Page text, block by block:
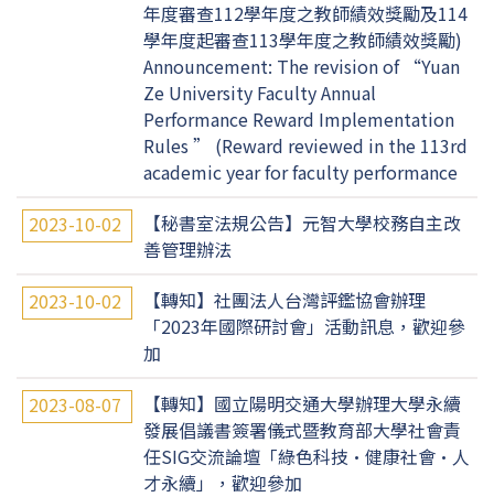
年度審查112學年度之教師績效獎勵及114
學年度起審查113學年度之教師績效獎勵)
Announcement: The revision of “Yuan
Ze University Faculty Annual
Performance Reward Implementation
Rules ” (Reward reviewed in the 113rd
academic year for faculty performance
2023-10-02
【秘書室法規公告】元智大學校務自主改
善管理辦法
2023-10-02
【轉知】社團法人台灣評鑑協會辦理
「2023年國際研討會」活動訊息，歡迎參
加
2023-08-07
【轉知】國立陽明交通大學辦理大學永續
發展倡議書簽署儀式暨教育部大學社會責
任SIG交流論壇「綠色科技·健康社會·人
才永續」，歡迎參加